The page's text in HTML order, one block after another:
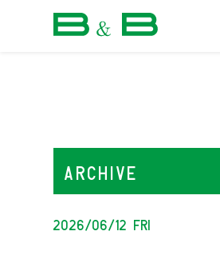
ARCHIVE
2026/06/12 Fri